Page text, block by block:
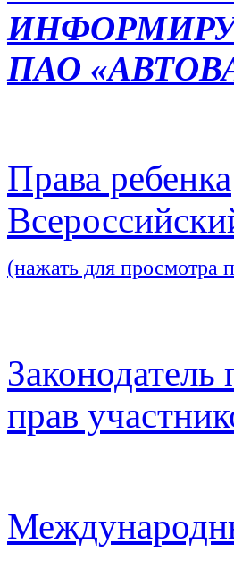
ПАО
Права ребенка
(нажать для просмотра
прав